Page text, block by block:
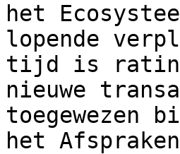
het
lopende
tijd is rating
nieuwe
toegewezen
het